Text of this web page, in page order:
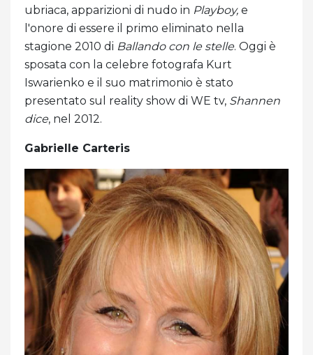
ubriaca, apparizioni di nudo in Playboy, e
l'onore di essere il primo eliminato nella
stagione 2010 di Ballando con le stelle. Oggi è
sposata con la celebre fotografa Kurt
Iswarienko e il suo matrimonio è stato
presentato sul reality show di WE tv, Shannen
dice, nel 2012.
Gabrielle Carteris